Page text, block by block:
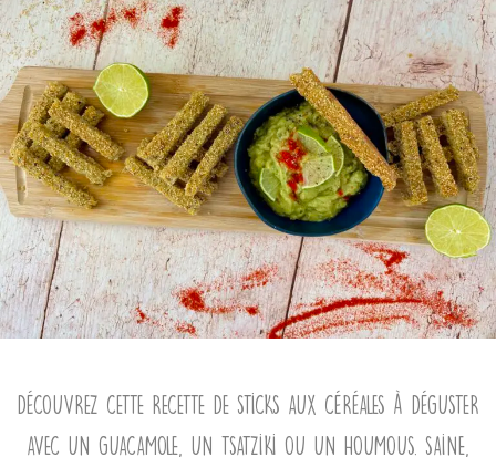
Découvrez cette recette de sticks aux céréales à déguster
avec un guacamole, un tsatziki ou un houmous. Saine,